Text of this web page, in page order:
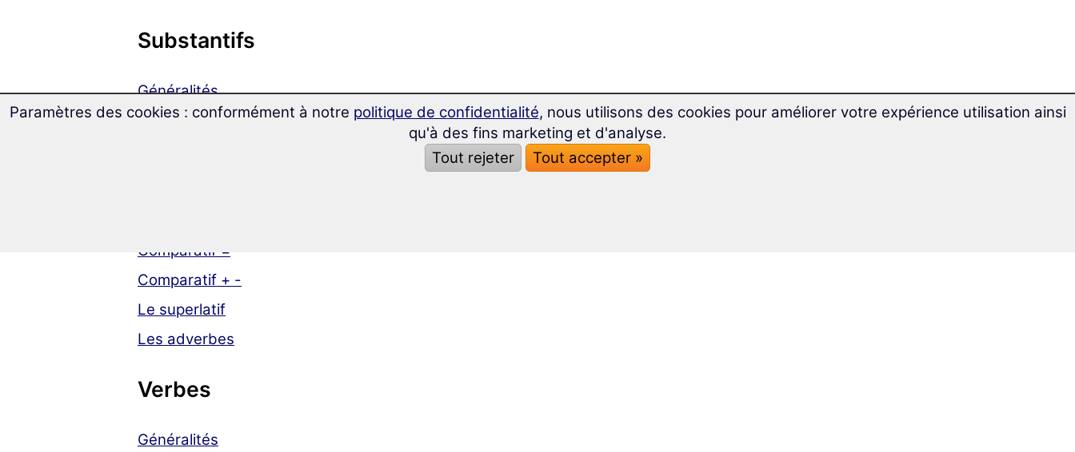
Substantifs
Généralités
Comparatif =
Comparatif + -
Le superlatif
Les adverbes
Verbes
Généralités
Paramètres des cookies : conformément à notre politique de confidentialité, nous utilisons des cookies pour améliorer votre expérience utilisation ainsi
qu'à des fins marketing et d'analyse.
Tout rejeter
Tout accepter »